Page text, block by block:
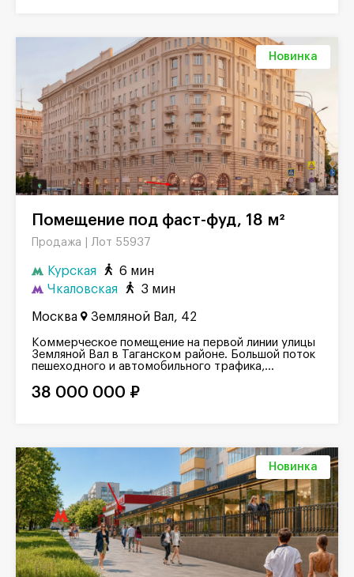
Новинка
Помещение под фаст-фуд, 18 м²
Продажа | Лот 55937
Курская
6 мин
Чкаловская
3 мин
Москва Земляной Вал, 42
Коммерческое помещение на первой линии улицы
Земляной Вал в Таганском районе. Большой поток
пешеходного и автомобильного трафика,...
38 000 000 ₽
Новинка